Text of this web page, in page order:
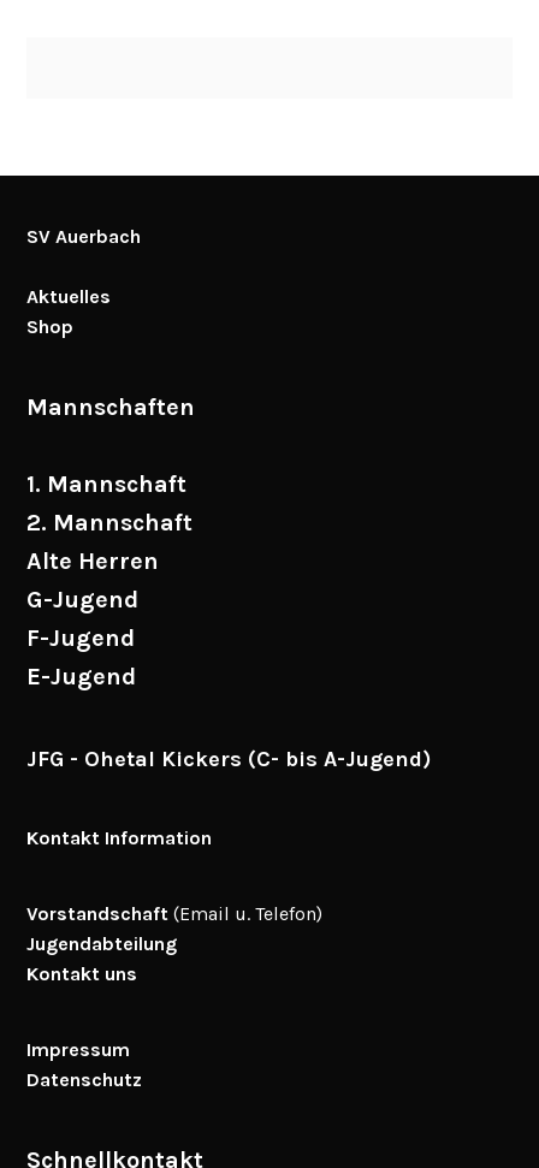
SV Auerbach
Aktuelles
Shop
Mannschaften
1. Mannschaft
2. Mannschaft
Alte Herren
G-Jugend
F-Jugend
E-Jugend
JFG - Ohetal Kickers (C- bis A-Jugend)
Kontakt Information
Vorstandschaft (Email u. Telefon)
Jugendabteilung
Kontakt uns
Impressum
Datenschutz
Schnellkontakt